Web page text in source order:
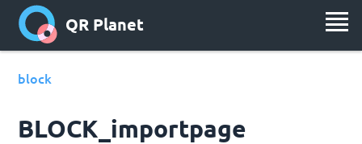
QR Planet
block
BLOCK_importpage